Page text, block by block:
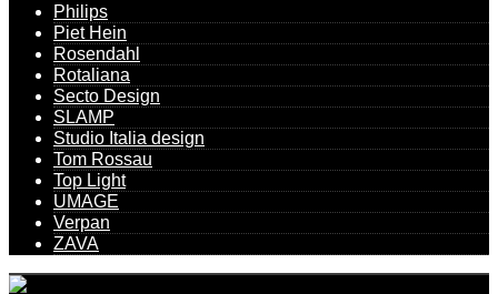
Philips
Piet Hein
Rosendahl
Rotaliana
Secto Design
SLAMP
Studio Italia design
Tom Rossau
Top Light
UMAGE
Verpan
ZAVA